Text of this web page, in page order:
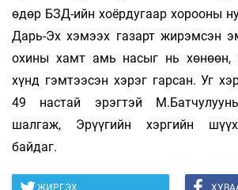
өдөр БЗД-ийн хоёрдугаар хорооны
Дарь-Эх хэмээх газарт жирэмсэн
охины хамт амь насыг нь хөнөөн,
хүнд гэмтээсэн хэрэг гарсан. Уг
49 настай эрэгтэй
шалгаж, Эрүүгийн хэргийн
байдаг.
ЖИРГЭХ